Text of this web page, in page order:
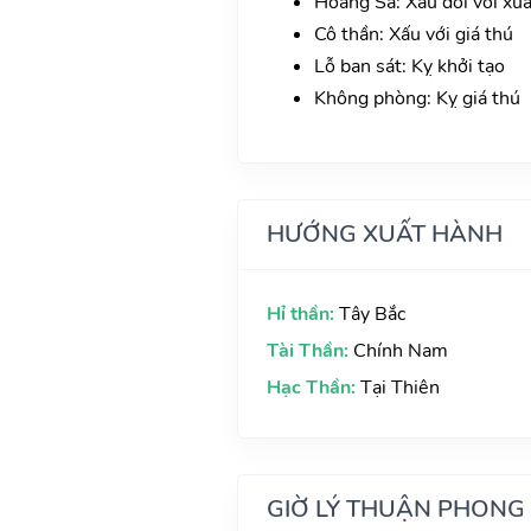
Cô thần: Xấu với giá thú
Lỗ ban sát: Kỵ khởi tạo
Không phòng: Kỵ giá thú
HƯỚNG XUẤT HÀNH
Hỉ thần: Tây Bắc
Tài Thần: Chính Nam
Hạc Thần: Tại Thiên
GIỜ LÝ THUẬN PHONG